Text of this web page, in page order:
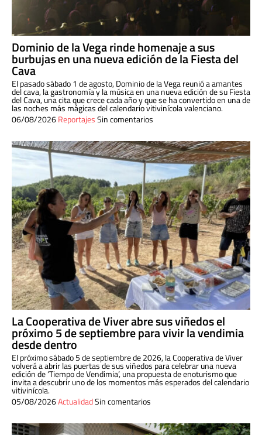
Dominio de la Vega rinde homenaje a sus
burbujas en una nueva edición de la Fiesta del
Cava
El pasado sábado 1 de agosto, Dominio de la Vega reunió a amantes
del cava, la gastronomía y la música en una nueva edición de su Fiesta
del Cava, una cita que crece cada año y que se ha convertido en una de
las noches más mágicas del calendario vitivinícola valenciano.
06/08/2026ReportajesSin comentarios
La Cooperativa de Viver abre sus viñedos el
próximo 5 de septiembre para vivir la vendimia
desde dentro
El próximo sábado 5 de septiembre de 2026, la Cooperativa de Viver
volverá a abrir las puertas de sus viñedos para celebrar una nueva
edición de ‘Tiempo de Vendimia’, una propuesta de enoturismo que
invita a descubrir uno de los momentos más esperados del calendario
vitivinícola.
05/08/2026ActualidadSin comentarios